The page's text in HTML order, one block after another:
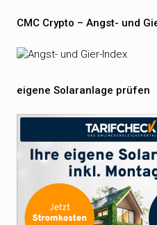
CMC Crypto – Angst- und
eigene Solaranlage prüfen